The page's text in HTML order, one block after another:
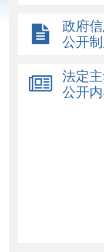
政府
公开
法定
公开